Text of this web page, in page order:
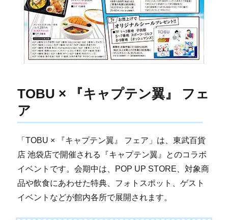
TOBU × 『キャプテン翼』 フェ
ア
「TOBU × 『キャプテン翼』 フェア」は、東武百貨
店 池袋店で開催される『キャプテン翼』とのコラボ
イベントです。会期中は、POP UP STORE、対象商
品や飲食にあわせた特典、フォトスポット、ゲスト
イベントなどが館内各所で展開されます。